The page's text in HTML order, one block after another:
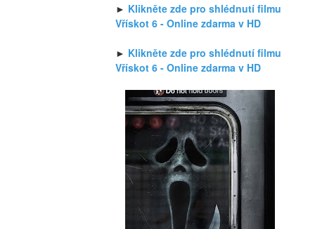
► Klikněte zde pro shlédnutí filmu
Vřískot 6 - Online zdarma v HD
► Klikněte zde pro shlédnutí filmu
Vřískot 6 - Online zdarma v HD